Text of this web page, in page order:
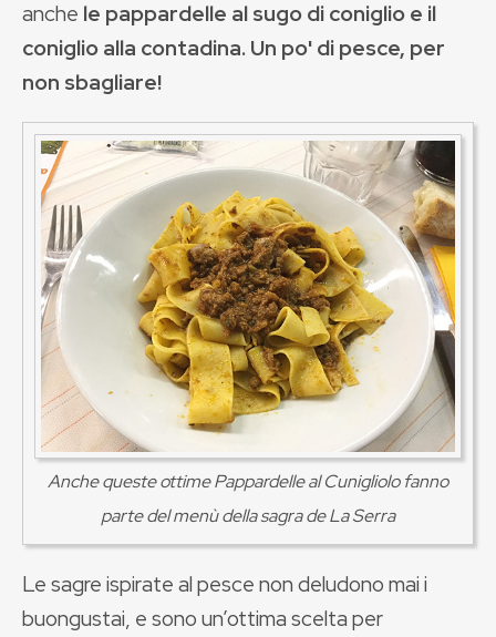
anche le pappardelle al sugo di coniglio e il
coniglio alla contadina.Un po' di pesce, per
non sbagliare!
Anche queste ottime Pappardelle al Cunigliolo fanno
parte del menù della sagra de La Serra
Le sagre ispirate al pesce non deludono mai i
buongustai, e sono un’ottima scelta per